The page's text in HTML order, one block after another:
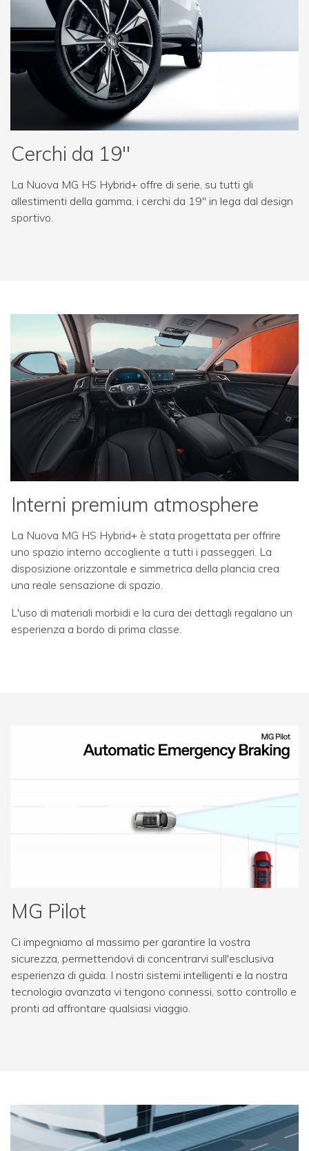
Cerchi da 19''
La Nuova MG HS Hybrid+ offre di serie, su tutti gli
allestimenti della gamma, i cerchi da 19'' in lega dal design
sportivo.
Interni premium atmosphere
La Nuova MG HS Hybrid+ è stata progettata per offrire
uno spazio interno accogliente a tutti i passeggeri. La
disposizione orizzontale e simmetrica della plancia crea
una reale sensazione di spazio.
L'uso di materiali morbidi e la cura dei dettagli regalano un
esperienza a bordo di prima classe.
MG Pilot
Ci impegniamo al massimo per garantire la vostra
sicurezza, permettendovi di concentrarvi sull'esclusiva
esperienza di guida. I nostri sistemi intelligenti e la nostra
tecnologia avanzata vi tengono connessi, sotto controllo e
pronti ad affrontare qualsiasi viaggio.